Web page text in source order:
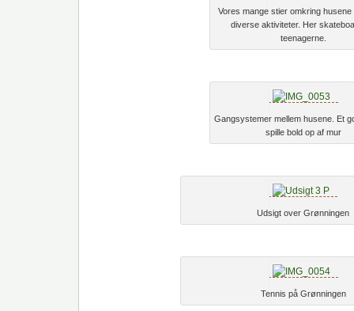
Vores mange stier omkring husene
diverse aktiviteter. Her
teenagerne.
Gangsystemer mellem husene. Et
spille bold op af mur
Udsigt over Grønningen
Tennis på Grønningen